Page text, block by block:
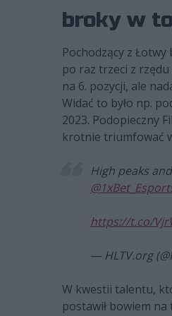
broky w
Pochodzący z
po raz trzeci z
na 6. pozycji, ale
Widać to było np.
2023. Podopieczny
krotnie triumfować
High peaks
https://t.co/
— HLTV.org
W kwestii talentu,
postawił bowiem